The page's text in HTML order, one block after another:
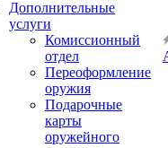
Дополнительные
услуги
Комиссионный
отдел
Переоформление
оружия
Подарочные
карты
оружейного